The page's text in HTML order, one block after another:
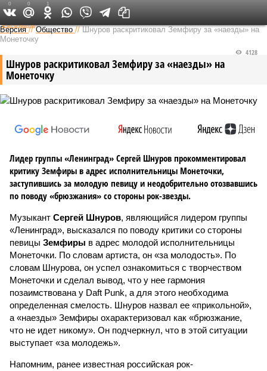
Федеральный выпуск
Версия //Общество //Шнуров раскритиковал Земфиру за «наезды» на
Монеточку
Шнуров раскритиковал Земфиру за «наезды» на
Монеточку
4128
Лидер группы «Ленинград» Сергей Шнуров прокомментировал
критику Земфиры в адрес исполнительницы Монеточки,
заступившись за молодую певицу и неодобрительно отозвавшись
по поводу «брюзжания» со стороны рок-звезды.
Музыкант Сергей Шнуров, являющийся лидером группы
«Ленинград», высказался по поводу критики со стороны
певицы Земфиры в адрес молодой исполнительницы
Монеточки. По словам артиста, он «за молодость». По
словам Шнурова, он успел ознакомиться с творчеством
Монеточки и сделал вывод, что у нее гармония
позаимствована у Daft Punk, а для этого необходима
определенная смелость. Шнуров назвал ее «прикольной»,
а «наезды» Земфиры охарактеризовал как «брюзжание,
что не идет никому». Он подчеркнул, что в этой ситуации
выступает «за молодежь».
Напомним, ранее известная российская рок-
0 0 1